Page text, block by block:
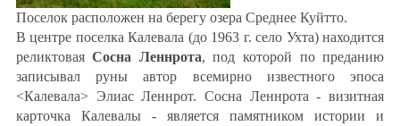
Поселок расположен на берегу озера Среднее Куйтто.
В центре поселка Калевала (до 1963 г. село Ухта) находится
реликтоваяСосна Леннрота, под которой по преданию
записывал руны автор всемирно известного эпоса
<Калевала> Элиас Леннрот. Сосна Леннрота - визитная
карточка Калевалы - является памятником истории и